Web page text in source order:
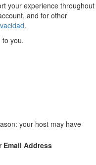
your experience throughout
and for other
.
to you.
your host may have
Email Address